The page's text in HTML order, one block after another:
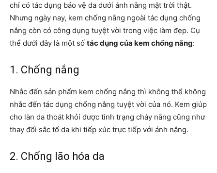
chỉ có tác dụng bảo vệ da dưới ánh nắng mặt trời thật.
Nhưng ngày nay, kem chống nắng ngoài tác dụng chống
nắng còn có công dụng tuyệt vời trong việc làm đẹp. Cụ
thể dưới đây là một số tác dụng của kem chống nắng:
1. Chống nắng
Nhắc đến sản phẩm kem chống nắng thì không thể không
nhắc đến tác dụng chống nắng tuyệt vời của nó. Kem giúp
cho làn da thoát khỏi được tình trạng cháy nắng cũng như
thay đổi sắc tố da khi tiếp xúc trực tiếp với ánh nắng.
2. Chống lão hóa da